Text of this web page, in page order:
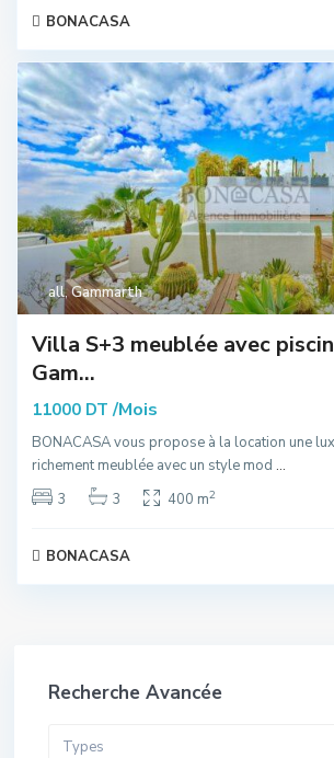
BONACASA
all,Gammarth
Villa S+3 meublée avec
Gam...
11000 DT /Mois
BONACASA vous propose à la location une
richement meublée avec un style mod ...
3
3 400 m2
BONACASA
Recherche Avancée
Types